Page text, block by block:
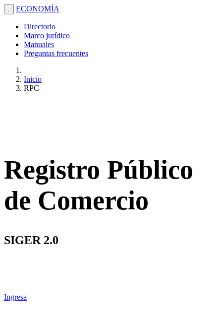
. ECONOMÍA
Directorio
Marco jurídico
Manuales
Preguntas frecuentes
Inicio
RPC
Registro Público
de Comercio
SIGER 2.0
Ingresa